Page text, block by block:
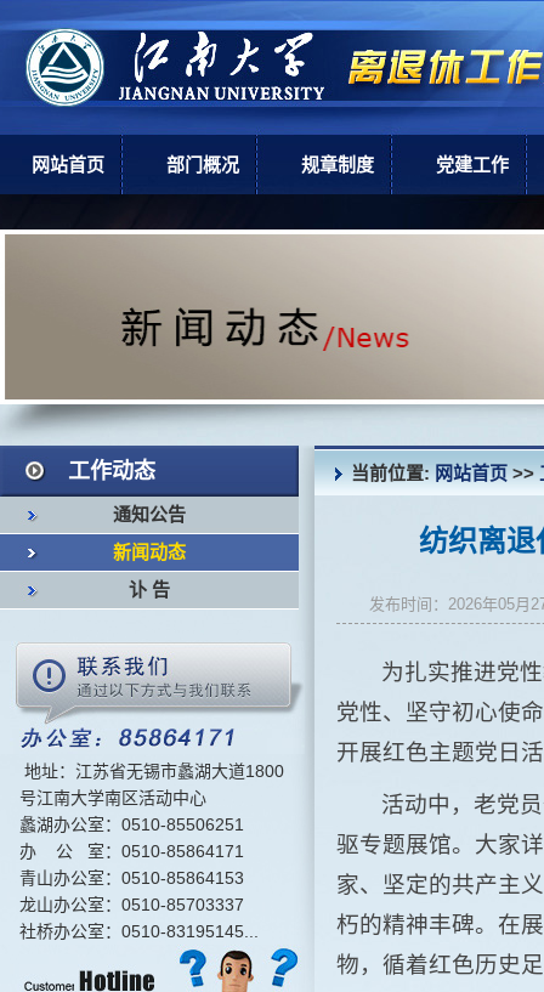
网站首页 部门概况
岗位职责
规章制度 党建工作
工作动态
通知公告
新闻动态
讣 告
地址：江苏省无锡市蠡湖大道1800
号江南大学南区活动中心
蠡湖办公室：0510-85506251
办 公 室：0510-85864171
青山办公室：0510-85864153
龙山办公室：0510-85703337
社桥办公室：0510-83195145...
当前位置:网站首页>>
纺织离退
发布时间：2026年05
为扎实推进党
党性、坚守初心使
开展红色主题党日
活动中，老党
驱专题展馆。大家
家、坚定的共产主
朽的精神丰碑。在
物，循着红色历史